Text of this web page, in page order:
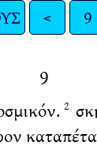
< 9
9
2